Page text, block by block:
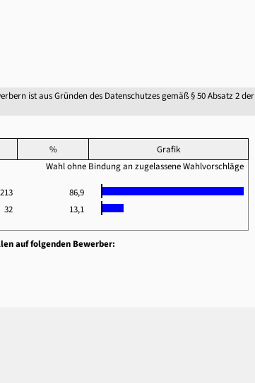
ist aus Gründen des Datenschutzes gemäß § 50 Absatz 2 der
%
Grafik
Wahl ohne Bindung an zugelassene Wahlvorschläge
213
86,9
32 13,1
auf folgenden Bewerber: